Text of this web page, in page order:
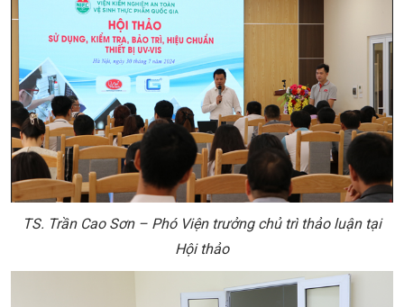
TS. Trần Cao Sơn – Phó Viện trưởng chủ trì thảo luận tại
Hội thảo